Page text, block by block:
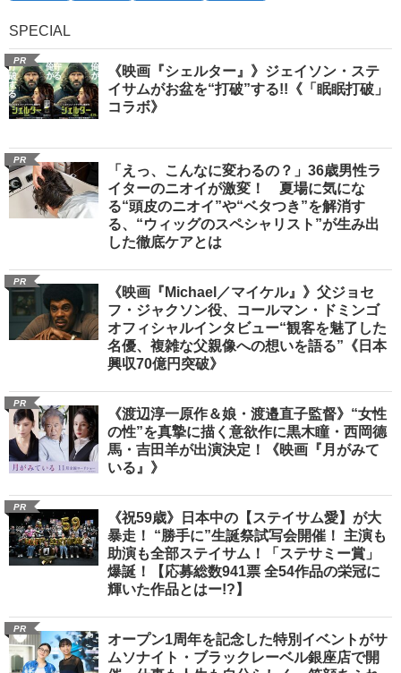
SPECIAL
PR
《映画『シェルター』》ジェイソン・ステ
イサムがお盆を“打破”する!!《「眠眠打破」
コラボ》
PR
「えっ、こんなに変わるの？」36歳男性ラ
イターのニオイが激変！ 夏場に気にな
る“頭皮のニオイ”や“ベタつき”を解消す
る、“ウィッグのスペシャリスト”が生み出
した徹底ケアとは
PR
《映画『Michael／マイケル』》父ジョセ
フ・ジャクソン役、コールマン・ドミンゴ
オフィシャルインタビュー“観客を魅了した
名優、複雑な父親像への想いを語る”《日本
興収70億円突破》
PR
《渡辺淳一原作＆娘・渡邉直子監督》“女性
の性”を真摯に描く意欲作に黒木瞳・西岡德
馬・吉田羊が出演決定！《映画『月がみて
いる』》
PR
《祝59歳》日本中の【ステイサム愛】が大
暴走！ “勝手に”生誕祭試写会開催！ 主演も
助演も全部ステイサム！「ステサミー賞」
爆誕！【応募総数941票 全54作品の栄冠に
輝いた作品とはー!?】
PR
オープン1周年を記念した特別イベントがサ
ムソナイト・ブラックレーベル銀座店で開